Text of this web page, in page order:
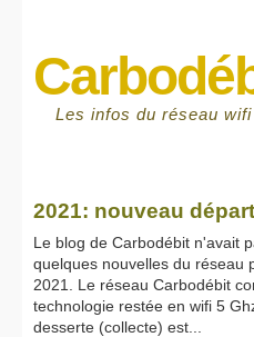
Les infos du réseau
2021: nouveau départ
Le blog de Carbodébit n'avait
quelques nouvelles du réseau
2021. Le réseau Carbodébit
technologie restée en wifi 5
desserte (collecte) est...